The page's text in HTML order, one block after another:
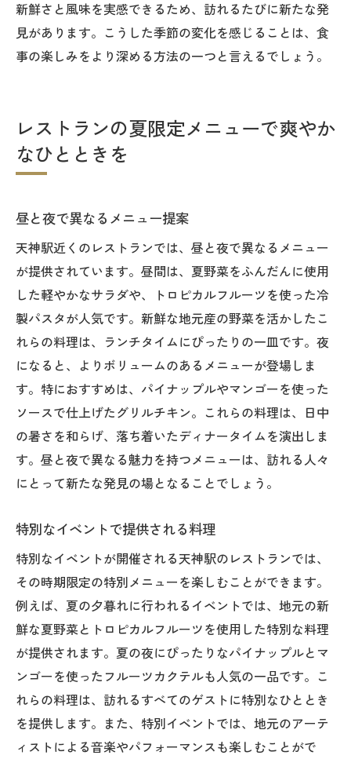
新鮮さと風味を実感できるため、訪れるたびに新たな発
見があります。こうした季節の変化を感じることは、食
事の楽しみをより深める方法の一つと言えるでしょう。
レストランの夏限定メニューで爽やか
なひとときを
昼と夜で異なるメニュー提案
天神駅近くのレストランでは、昼と夜で異なるメニュー
が提供されています。昼間は、夏野菜をふんだんに使用
した軽やかなサラダや、トロピカルフルーツを使った冷
製パスタが人気です。新鮮な地元産の野菜を活かしたこ
れらの料理は、ランチタイムにぴったりの一皿です。夜
になると、よりボリュームのあるメニューが登場しま
す。特におすすめは、パイナップルやマンゴーを使った
ソースで仕上げたグリルチキン。これらの料理は、日中
の暑さを和らげ、落ち着いたディナータイムを演出しま
す。昼と夜で異なる魅力を持つメニューは、訪れる人々
にとって新たな発見の場となることでしょう。
特別なイベントで提供される料理
特別なイベントが開催される天神駅のレストランでは、
その時期限定の特別メニューを楽しむことができます。
例えば、夏の夕暮れに行われるイベントでは、地元の新
鮮な夏野菜とトロピカルフルーツを使用した特別な料理
が提供されます。夏の夜にぴったりなパイナップルとマ
ンゴーを使ったフルーツカクテルも人気の一品です。こ
れらの料理は、訪れるすべてのゲストに特別なひととき
を提供します。また、特別イベントでは、地元のアーテ
ィストによる音楽やパフォーマンスも楽しむことがで